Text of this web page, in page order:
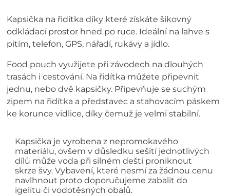
Kapsička na řidítka díky které získáte šikovný
odkládací prostor hned po ruce. Ideální na lahve s
pitím, telefon, GPS, nářadí, rukávy a jídlo.
Food pouch využijete při závodech na dlouhých
trasách i cestování. Na řidítka můžete připevnit
jednu, nebo dvě kapsičky. Připevňuje se suchým
zipem na řidítka a představec a stahovacím páskem
ke korunce vidlice, díky čemuž je velmi stabilní.
Kapsička je vyrobena z nepromokavého
materiálu, ovšem v důsledku sešití jednotlivých
dílů může voda při silném dešti proniknout
skrze švy. Vybavení, které nesmí za žádnou cenu
navlhnout proto doporučujeme zabalit do
igelitu či vodotěsných obalů.